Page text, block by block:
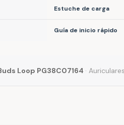
Estuche de carga
Guía de inicio rápido
Loop PG38C07164 ·